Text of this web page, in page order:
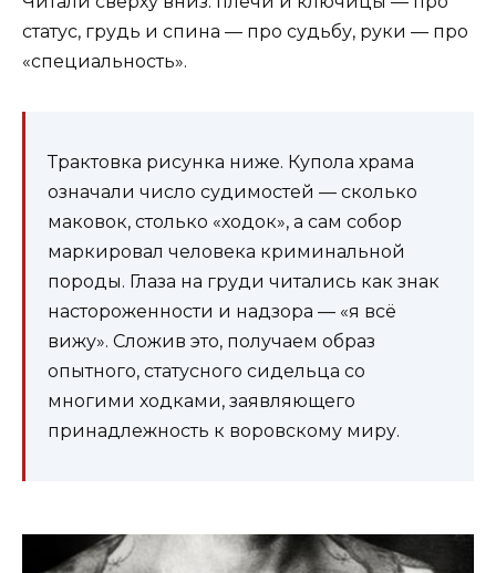
статус, грудь и спина — про судьбу, руки — про
«специальность».
Трактовка рисунка ниже. Купола храма
означали число судимостей — сколько
маковок, столько «ходок», а сам собор
маркировал человека криминальной
породы. Глаза на груди читались как знак
настороженности и надзора — «я всё
вижу». Сложив это, получаем образ
опытного, статусного сидельца со
многими ходками, заявляющего
принадлежность к воровскому миру.